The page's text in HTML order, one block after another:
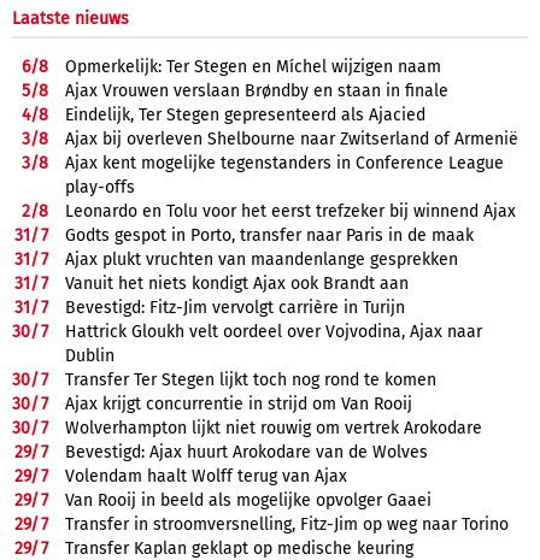
Laatste nieuws
6/8
Opmerkelijk: Ter Stegen en Míchel wijzigen naam
5/8
Ajax Vrouwen verslaan Brøndby en staan in finale
4/8
Eindelijk, Ter Stegen gepresenteerd als Ajacied
3/8
Ajax bij overleven Shelbourne naar Zwitserland of Armenië
3/8
Ajax kent mogelijke tegenstanders in Conference League
play-offs
2/8
Leonardo en Tolu voor het eerst trefzeker bij winnend Ajax
31/7
Godts gespot in Porto, transfer naar Paris in de maak
31/7
Ajax plukt vruchten van maandenlange gesprekken
31/7
Vanuit het niets kondigt Ajax ook Brandt aan
31/7
Bevestigd: Fitz-Jim vervolgt carrière in Turijn
30/7
Hattrick Gloukh velt oordeel over Vojvodina, Ajax naar
Dublin
30/7
Transfer Ter Stegen lijkt toch nog rond te komen
30/7
Ajax krijgt concurrentie in strijd om Van Rooij
30/7
Wolverhampton lijkt niet rouwig om vertrek Arokodare
29/7
Bevestigd: Ajax huurt Arokodare van de Wolves
29/7
Volendam haalt Wolff terug van Ajax
29/7
Van Rooij in beeld als mogelijke opvolger Gaaei
29/7
Transfer in stroomversnelling, Fitz-Jim op weg naar Torino
29/7
Transfer Kaplan geklapt op medische keuring